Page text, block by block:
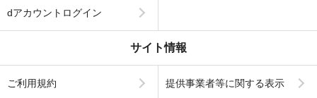
dアカウントログイン
サイト情報
ご利用規約 提供事業者等に関する表示